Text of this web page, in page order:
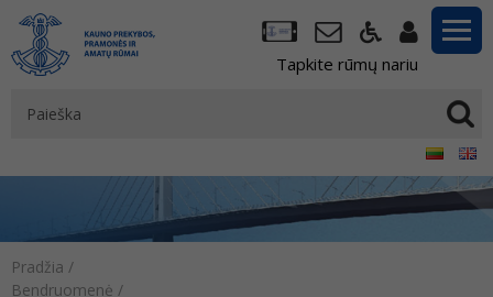
Tapkite rūmų nariu
Pradžia /
Bendruomenė /